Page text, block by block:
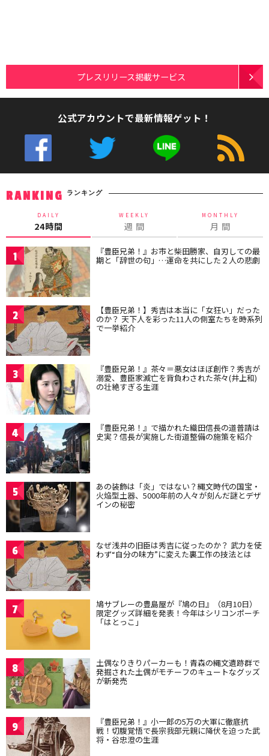
プレスリリース掲載サービス
公式アカウントで最新情報ゲット！
RANKING ランキング
DAILY
24時間
WEEKLY
週 間
MONTHLY
月 間
1 『豊臣兄弟！』お市と柴田勝家、自刃しての最
期と「辞世の句」…運命を共にした２人の悲劇
2 【豊臣兄弟！】秀吉は本当に「女狂い」だった
のか？ 天下人を彩った11人の側室たちを時系列
で一挙紹介
3 『豊臣兄弟！』茶々＝悪女はほぼ創作？秀吉が
溺愛、豊臣家滅亡を背負わされた茶々(井上和)
の壮絶すぎる生涯
4 『豊臣兄弟！』で描かれた織田信長の道普請は
史実？信長が実施した街道整備の施策を紹介
5 あの装飾は「炎」ではない？縄文時代の国宝・
火焔型土器、5000年前の人々が刻んだ謎とデザ
インの秘密
6 なぜ浅井の旧臣は秀吉に従ったのか？ 武力を使
わず“自分の味方”に変えた裏工作の技法とは
7 鳩サブレーの豊島屋が『鳩の日』（8月10日）
限定グッズ詳細を発表！今年はシリコンポーチ
「はとっこ」
8 土偶なりきりパーカーも！青森の縄文遺跡群で
発掘された土偶がモチーフのキュートなグッズ
が新発売
9 『豊臣兄弟！』小一郎の5万の大軍に徹底抗
戦！切腹覚悟で長宗我部元親に降伏を迫った武
将・谷忠澄の生涯